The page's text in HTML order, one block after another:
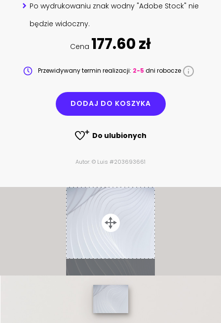
Po wydrukowaniu znak wodny "Adobe Stock" nie
będzie widoczny.
Cena 177.60 zł
Przewidywany termin realizacji: 2-5 dni robocze
DODAJ DO KOSZYKA
Do ulubionych
Autor: © Luis #203693661